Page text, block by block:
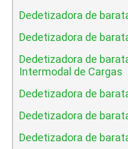
Dedetizadora de
Dedetizadora de
Dedetizadora de
Intermodal de Cargas
Dedetizadora de
Dedetizadora de
Dedetizadora de